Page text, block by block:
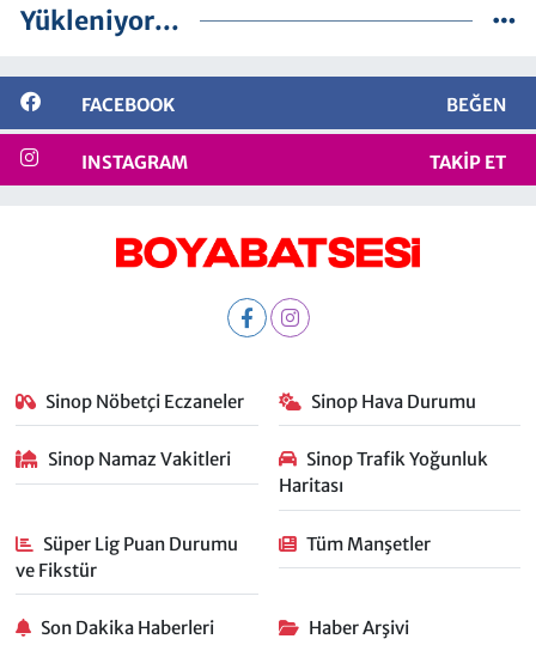
Yükleniyor...
FACEBOOK BEĞEN
INSTAGRAM TAKIP ET
Sinop Nöbetçi Eczaneler Sinop Hava Durumu
Sinop Namaz Vakitleri
Sinop Trafik Yoğunluk
Haritası
Süper Lig Puan Durumu
ve Fikstür
Tüm Manşetler
Son Dakika Haberleri Haber Arşivi